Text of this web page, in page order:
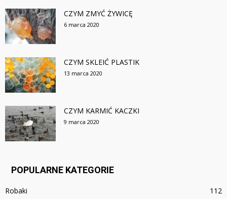
CZYM ZMYĆ ŻYWICĘ
6 marca 2020
CZYM SKLEIĆ PLASTIK
13 marca 2020
CZYM KARMIĆ KACZKI
9 marca 2020
POPULARNE KATEGORIE
Robaki
112